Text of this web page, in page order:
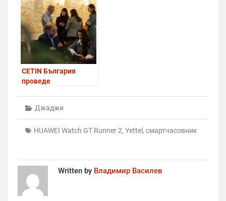
показва проучване на
Yettel
CETIN България
проведе
новата цифрова
инфраструктура в
района
Джаджи
HUAWEI Watch GT Runner 2, Yettel , смартчасовник
Written by Владимир Василев